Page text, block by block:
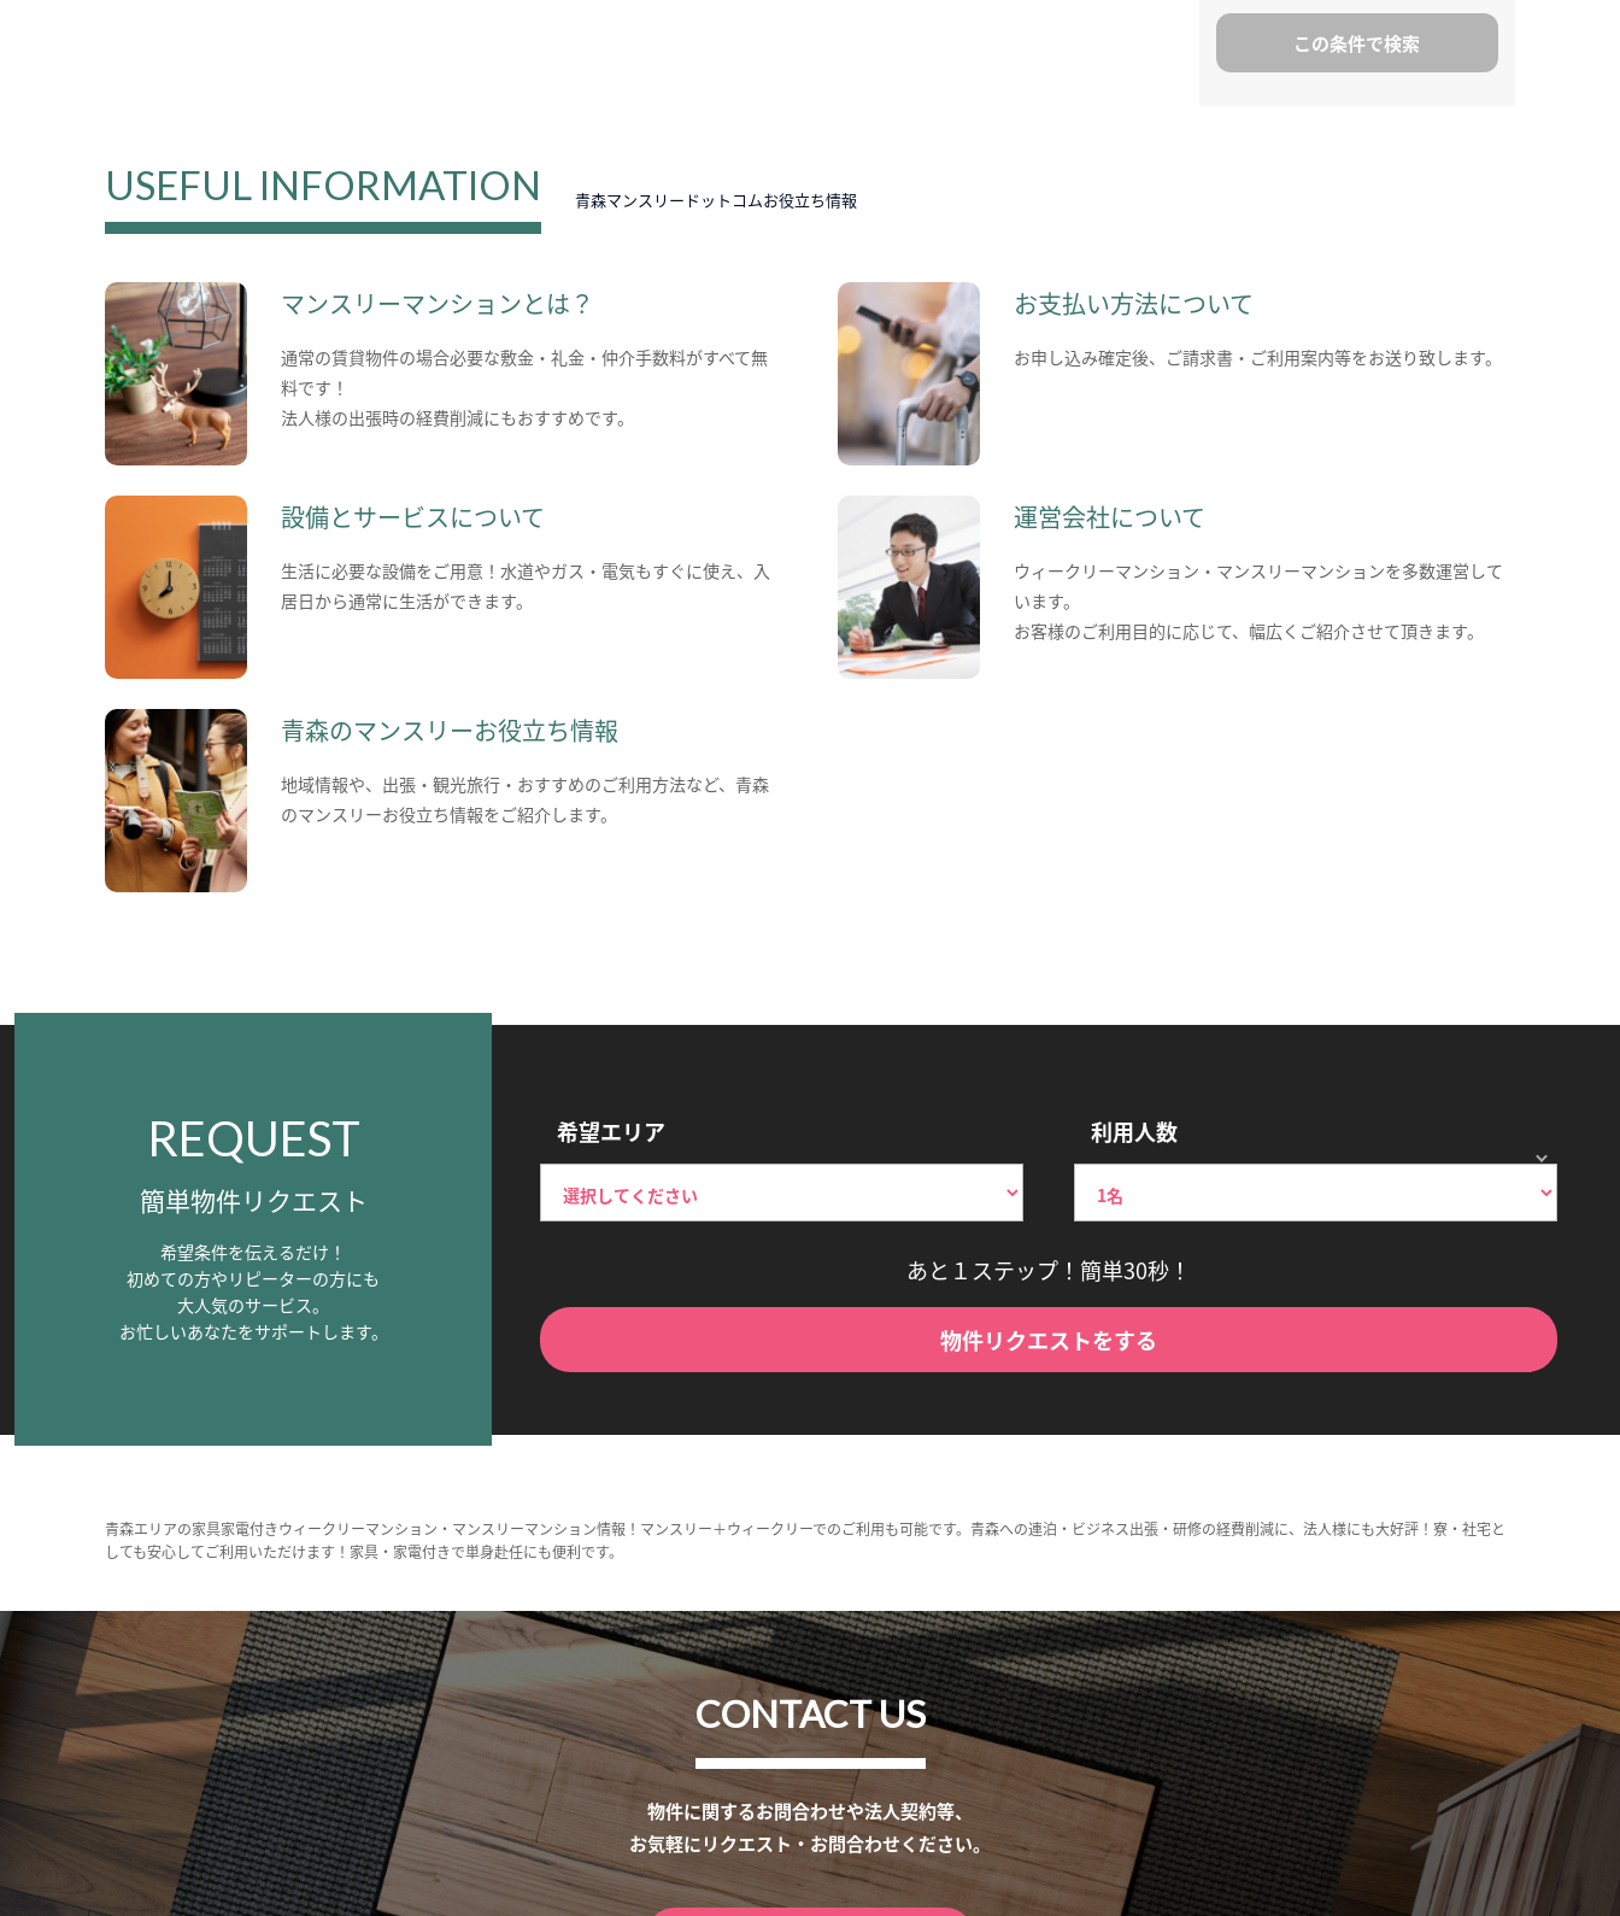
USEFUL INFORMATION 青森マンスリードットコムお役立ち情報
マンスリーマンションとは？
通常の賃貸物件の場合必要な敷金・礼金・仲介手数料がすべて無
料です！
法人様の出張時の経費削減にもおすすめです。
お支払い方法について
お申し込み確定後、ご請求書・ご利用案内等をお送り致します。
設備とサービスについて
生活に必要な設備をご用意！水道やガス・電気もすぐに使え、入
居日から通常に生活ができます。
運営会社について
ウィークリーマンション・マンスリーマンションを多数運営して
います。
お客様のご利用目的に応じて、幅広くご紹介させて頂きます。
青森のマンスリーお役立ち情報
地域情報や、出張・観光旅行・おすすめのご利用方法など、青森
のマンスリーお役立ち情報をご紹介します。
REQUEST
簡単物件リクエスト
希望条件を伝えるだけ！
初めての方やリピーターの方にも
大人気のサービス。
お忙しいあなたをサポートします。
希望エリア 利用人数
あと１ステップ！簡単30秒！
物件リクエストをする
青森エリアの家具家電付きウィークリーマンション・マンスリーマンション情報！マンスリー＋ウィークリーでのご利用も可能です。青森への連泊・ビジネス出張・研修の経費削減に、法人様にも大好評！寮・社宅と
しても安心してご利用いただけます！家具・家電付きで単身赴任にも便利です。
CONTACT US
物件に関するお問合わせや法人契約等、
お気軽にリクエスト・お問合わせください。